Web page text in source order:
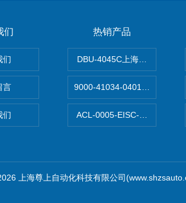
们
们
言
们
热销产品
DBU-4045C上海鹰峰制动单
9000-41034-0401000穆尔
ACL-0005-EISC-E2M8C上海
上海尊上自动化科技有限公司